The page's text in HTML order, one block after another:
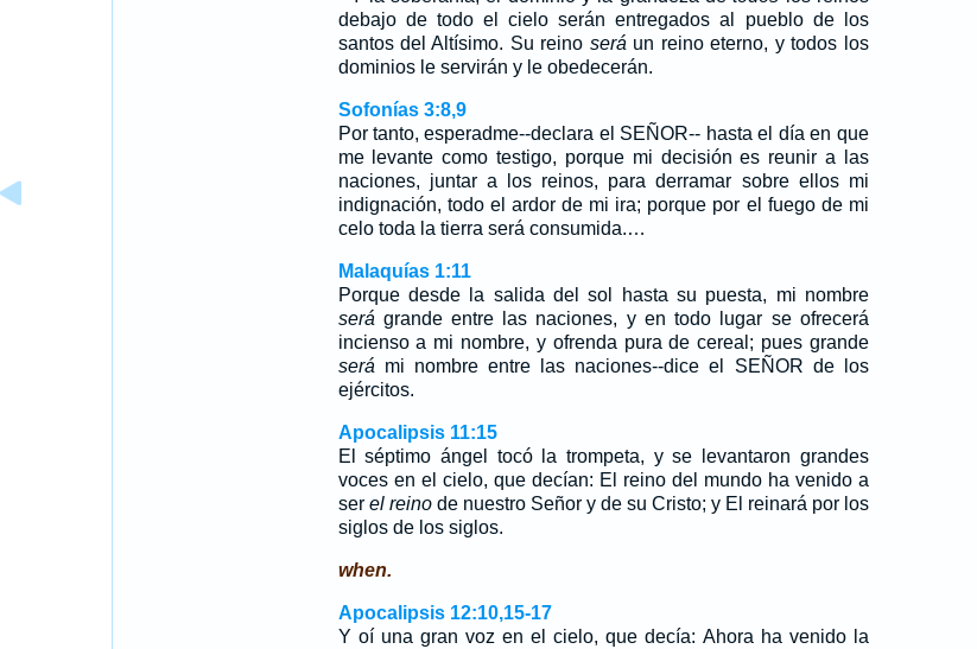
debajo de todo el cielo serán entregados al pueblo de los
santos del Altísimo. Su reino será un reino eterno, y todos los
dominios le servirán y le obedecerán.
Sofonías 3:8,9
Por tanto, esperadme--declara el SEÑOR-- hasta el día en que
me levante como testigo, porque mi decisión es reunir a las
naciones, juntar a los reinos, para derramar sobre ellos mi
indignación, todo el ardor de mi ira; porque por el fuego de mi
celo toda la tierra será consumida.…
Malaquías 1:11
Porque desde la salida del sol hasta su puesta, mi nombre
será grande entre las naciones, y en todo lugar se ofrecerá
incienso a mi nombre, y ofrenda pura de cereal; pues grande
será mi nombre entre las naciones--dice el SEÑOR de los
ejércitos.
Apocalipsis 11:15
El séptimo ángel tocó la trompeta, y se levantaron grandes
voces en el cielo, que decían: El reino del mundo ha venido a
ser el reinode nuestro Señor y de su Cristo; y El reinará por los
siglos de los siglos.
when.
Apocalipsis 12:10,15-17
Y oí una gran voz en el cielo, que decía: Ahora ha venido la